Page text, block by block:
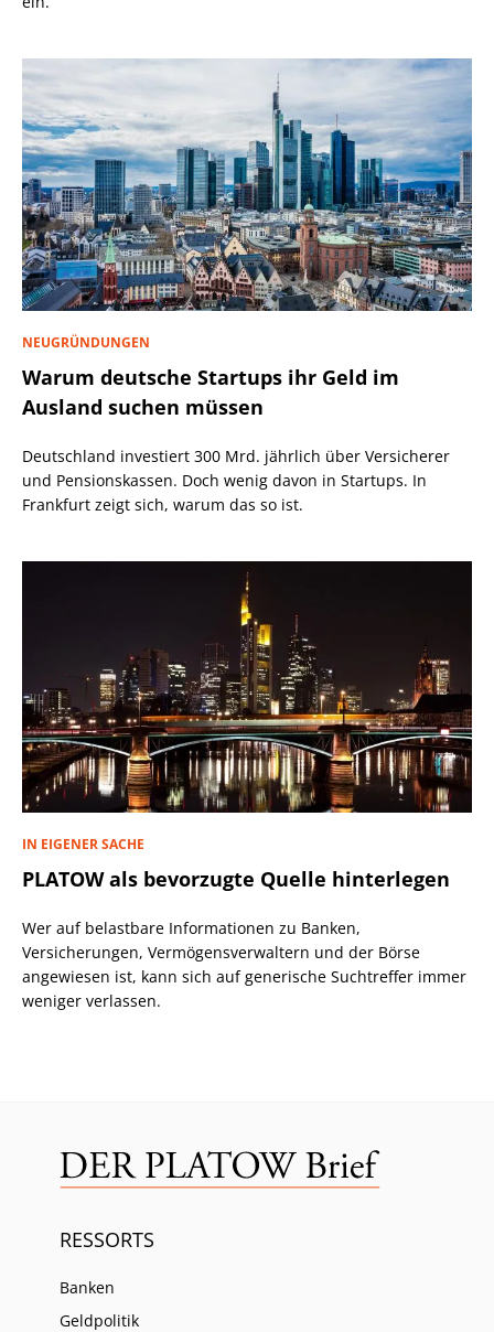
NEUGRÜNDUNGEN
Warum deutsche Startups ihr Geld im
Ausland suchen müssen
Deutschland investiert 300 Mrd. jährlich über Versicherer
und Pensionskassen. Doch wenig davon in Startups. In
Frankfurt zeigt sich, warum das so ist.
IN EIGENER SACHE
PLATOW als bevorzugte Quelle hinterlegen
Wer auf belastbare Informationen zu Banken,
Versicherungen, Vermögensverwaltern und der Börse
angewiesen ist, kann sich auf generische Suchtreffer immer
weniger verlassen.
RESSORTS
Banken
Geldpolitik